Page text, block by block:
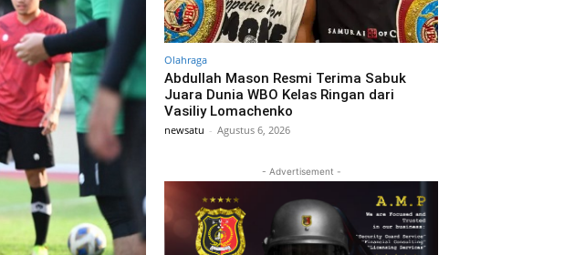
Olahraga
Abdullah Mason Resmi Terima Sabuk
Juara Dunia WBO Kelas Ringan dari
Vasiliy Lomachenko
newsatu - Agustus 6, 2026
- Advertisement -